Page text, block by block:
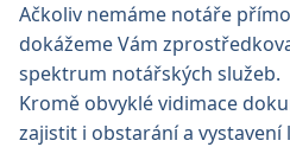
Ačkoliv nemáme notáře
dokážeme Vám
spektrum notářských služeb.
Kromě obvyklé vidimace
zajistit i obstarání a vystavení